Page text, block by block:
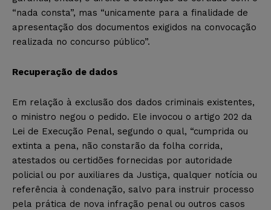
“nada consta”, mas “unicamente para a finalidade de
apresentação dos documentos exigidos na convocação
realizada no concurso público”.
Recuperação de dados
Em relação à exclusão dos dados criminais existentes,
o ministro negou o pedido. Ele invocou o artigo 202 da
Lei de Execução Penal, segundo o qual, “cumprida ou
extinta a pena, não constarão da folha corrida,
atestados ou certidões fornecidas por autoridade
policial ou por auxiliares da Justiça, qualquer notícia ou
referência à condenação, salvo para instruir processo
pela prática de nova infração penal ou outros casos